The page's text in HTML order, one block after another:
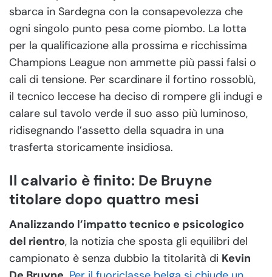
sbarca in Sardegna con la consapevolezza che
ogni singolo punto pesa come piombo. La lotta
per la qualificazione alla prossima e ricchissima
Champions League non ammette più passi falsi o
cali di tensione. Per scardinare il fortino rossoblù,
il tecnico leccese ha deciso di rompere gli indugi e
calare sul tavolo verde il suo asso più luminoso,
ridisegnando l’assetto della squadra in una
trasferta storicamente insidiosa.
Il calvario è finito: De Bruyne
titolare dopo quattro mesi
Analizzando l’impatto tecnico e psicologico
del rientro, la notizia che sposta gli equilibri del
campionato è senza dubbio la titolarità di Kevin